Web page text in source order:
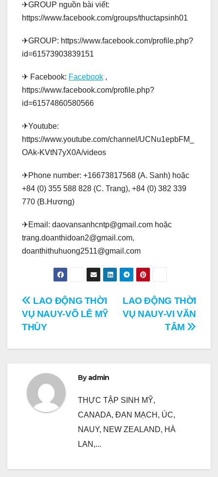
✈GROUP nguồn bài viết:
https://www.facebook.com/groups/thuctapsinh01
✈GROUP: https://www.facebook.com/profile.php?
id=61573903839151
✈ Facebook: Facebook ,
https://www.facebook.com/profile.php?
id=61574860580566
✈Youtube:
https://www.youtube.com/channel/UCNu1epbFM_
OAk-KVtN7yX0A/videos
✈Phone number: +16673817568 (A. Sanh) hoặc
+84 (0) 355 588 828 (C. Trang), +84 (0) 382 339
770 (B.Hương)
✈Email: daovansanhcntp@gmail.com hoặc
trang.doanthidoan2@gmail.com,
doanthithuhuong2511@gmail.com
Điều
hướng
bài
LAO ĐỘNG THỜI
VỤ NAUY-VI VĂN
TÂM
LAO ĐỘNG THỜI
VỤ NAUY-VÕ LÊ MỸ
THÙY
Byadmin
THỰC TẬP SINH MỸ,
CANADA, ĐAN MẠCH, ÚC,
NAUY, NEW ZEALAND, HÀ
LAN,...